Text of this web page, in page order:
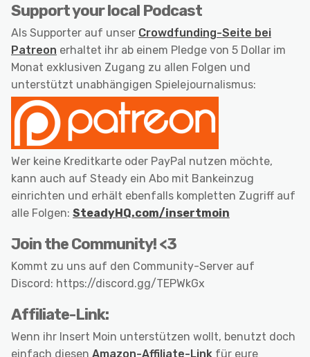
Support your local Podcast
Als Supporter auf unser Crowdfunding-Seite bei
Patreon erhaltet ihr ab einem Pledge von 5 Dollar im
Monat exklusiven Zugang zu allen Folgen und
unterstützt unabhängigen Spielejournalismus:
Wer keine Kreditkarte oder PayPal nutzen möchte,
kann auch auf Steady ein Abo mit Bankeinzug
einrichten und erhält ebenfalls kompletten Zugriff auf
alle Folgen: SteadyHQ.com/insertmoin
Join the Community! <3
Kommt zu uns auf den Community-Server auf
Discord: https://discord.gg/TEPWkGx
Affiliate-Link:
Wenn ihr Insert Moin unterstützen wollt, benutzt doch
einfach diesen Amazon-Affiliate-Link für eure